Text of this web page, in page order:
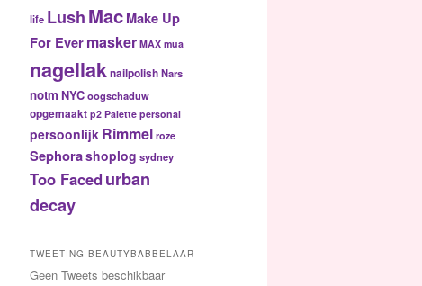
life LushMacMake Up
For Evermasker MAX mua
nagellaknailpolishNars
notm NYCoogschaduw
opgemaakt p2 Palette personal
persoonlijk Rimmel roze
Sephorashoplog sydney
Too Faced urban
decay
TWEETING BEAUTYBABBELAAR
Geen Tweets beschikbaar